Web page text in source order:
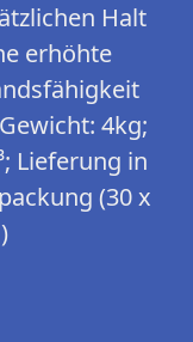
Halt
erhöhte
4kg;
Lieferung in
(30 x